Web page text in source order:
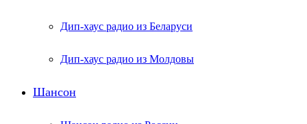
Дип-хаус радио из Беларуси
Дип-хаус радио из Молдовы
Шансон